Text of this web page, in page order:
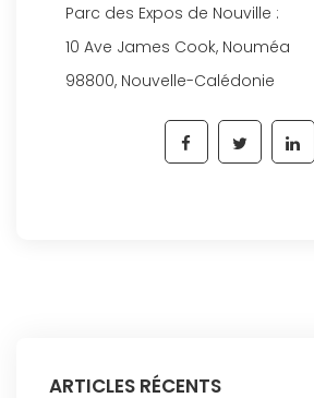
Parc des Expos de Nouville :
10 Ave James Cook, Nouméa
98800, Nouvelle-Calédonie
ARTICLES RÉCENTS